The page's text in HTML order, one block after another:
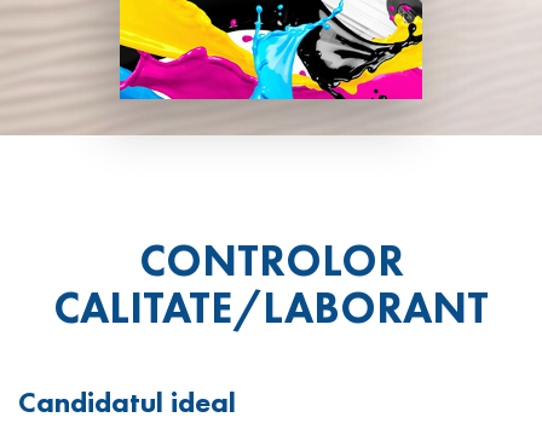
CONTROLOR
CALITATE/LABORANT
Candidatul ideal